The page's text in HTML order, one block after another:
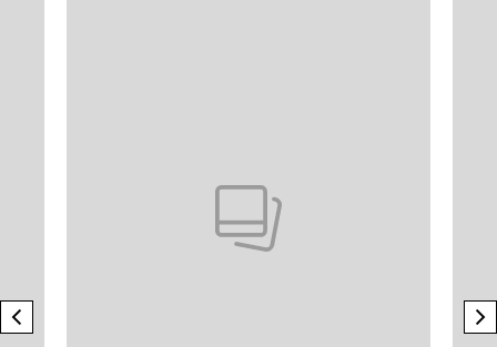
previous element